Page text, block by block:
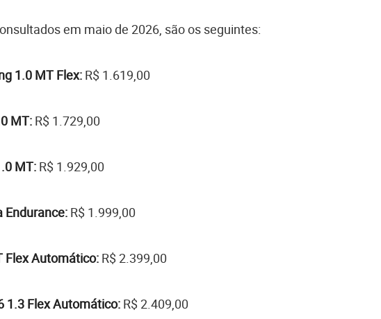
em maio de 2026, são os seguintes:
1.0 MT Flex:R$ 1.619,00
MT:R$ 1.729,00
MT:R$ 1.929,00
Endurance:R$ 1.999,00
Flex Automático:R$ 2.399,00
1.3 Flex Automático:R$ 2.409,00